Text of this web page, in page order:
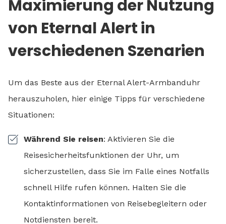
Maximierung der Nutzung
von Eternal Alert in
verschiedenen Szenarien
Um das Beste aus der Eternal Alert-Armbanduhr
herauszuholen, hier einige Tipps für verschiedene
Situationen:
Während Sie reisen: Aktivieren Sie die
Reisesicherheitsfunktionen der Uhr, um
sicherzustellen, dass Sie im Falle eines Notfalls
schnell Hilfe rufen können. Halten Sie die
Kontaktinformationen von Reisebegleitern oder
Notdiensten bereit.